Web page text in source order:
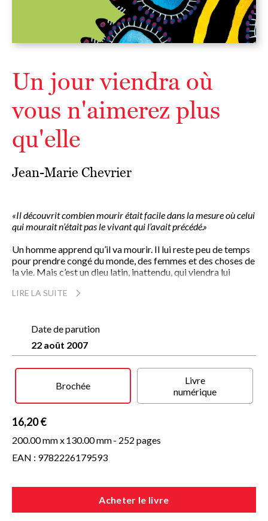
Un jour viendra où
vous n'aimerez plus
qu'elle
Jean-Marie Chevrier
«Il découvrit combien mourir était facile dans la mesure où celui
qui mourait n’était pas le vivant qui l’avait précédé.»
Un homme apprend qu’il va mourir. Il lui reste peu de temps
pour prendre congé du monde, des femmes et des choses de
la vie. Mais c’est un dieu latin, inattendu, qui viendra lui
Le Monde.
« Sur un sujet douloureux, J.-M. Chevrier sait trouver les mots
Lire.
« Un roman d’une surprenante profondeur, loin de la
sensuelle et salvatrice. Une belle leçon de vie. »
« Magnifique. »Télé Loisirs.
« Aux amoureux de la vie qui redoutent la maladie et la mort, ce
mourir en toute liberté. »J.-M. Ulmann,Impact Médecine
« Un roman d’une grande sérénité, mais pas sans gaieté. Un
LIRE LA SUITE
Date de parution
22 août 2007
Brochée
Livre
numérique
16,20 €
200.00 mm x130.00 mm- 252 pages
EAN : 9782226179593
Acheter le livre